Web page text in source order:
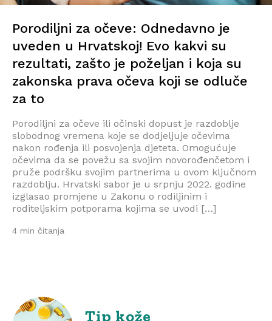
Porodiljni za očeve: Odnedavno je
uveden u Hrvatskoj! Evo kakvi su
rezultati, zašto je poželjan i koja su
zakonska prava očeva koji se odluče
za to
Porodiljni za očeve ili očinski dopust je razdoblje
slobodnog vremena koje se dodjeljuje očevima
nakon rođenja ili posvojenja djeteta. Omogućuje
očevima da se povežu sa svojim novorođenčetom i
pruže podršku svojim partnerima u ovom ključnom
razdoblju. Hrvatski sabor je u srpnju 2022. godine
izglasao promjene u Zakonu o rodiljinim i
roditeljskim potporama kojima se uvodi […]
4 min čitanja
Tip kože